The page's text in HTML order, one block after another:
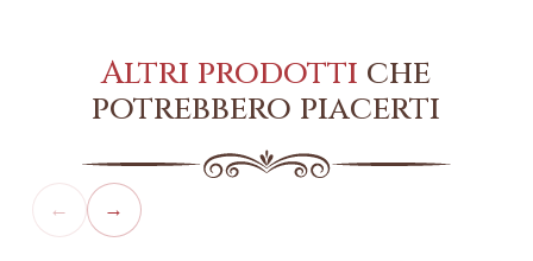
Altri prodotti che
potrebbero piacerti
← →